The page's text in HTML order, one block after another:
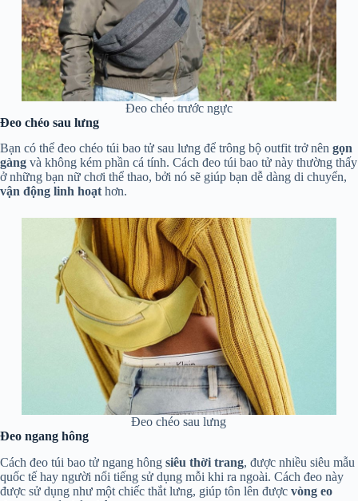
Đeo chéo trước ngực
Đeo chéo sau lưng
Bạn có thể đeo chéo túi bao tử sau lưng để trông bộ outfit trở nên gọn
gàng và không kém phần cá tính. Cách đeo túi bao tử này thường thấy
ở những bạn nữ chơi thể thao, bởi nó sẽ giúp bạn dễ dàng di chuyển,
vận động linh hoạt hơn.
Đeo chéo sau lưng
Đeo ngang hông
Cách đeo túi bao tử ngang hông siêu thời trang, được nhiều siêu mẫu
quốc tế hay người nổi tiếng sử dụng mỗi khi ra ngoài. Cách đeo này
được sử dụng như một chiếc thắt lưng, giúp tôn lên được vòng eo